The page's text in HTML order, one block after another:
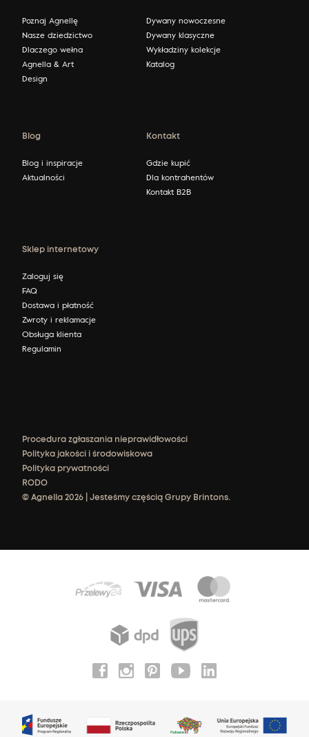
Poznaj Agnellę
Nasze dziedzictwo
Dlaczego wełna
Agnella & Art
Design
Dywany nowoczesne
Dywany klasyczne
Wykładziny kolekcje
Katalog
Blog
Blog i inspiracje
Aktualności
Kontakt
Gdzie kupić
Dla kontrahentów
Kontakt B2B
Sklep internetowy
Zaloguj się
FAQ
Dostawa i płatność
Zwroty i reklamacje
Obsługa klienta
Regulamin
Procedura zgłaszania nieprawidłowości
Polityka jakości i środowiskowa
Polityka prywatności
RODO
© Agnella 2026 | Jesteśmy częścią Grupy Brintons.